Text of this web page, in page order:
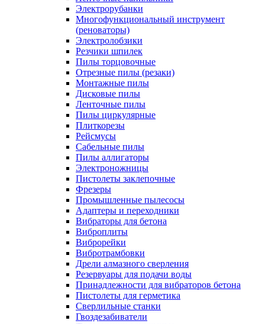
Электрорубанки
Многофункциональный инструмент
(реноваторы)
Электролобзики
Резчики шпилек
Пилы торцовочные
Отрезные пилы (резаки)
Монтажные пилы
Дисковые пилы
Ленточные пилы
Пилы циркулярные
Плиткорезы
Рейсмусы
Сабельные пилы
Пилы аллигаторы
Электроножницы
Пистолеты заклепочные
Фрезеры
Промышленные пылесосы
Адаптеры и переходники
Вибраторы для бетона
Виброплиты
Виброрейки
Вибротрамбовки
Дрели алмазного сверления
Резервуары для подачи воды
Принадлежности для вибраторов бетона
Пистолеты для герметика
Сверлильные станки
Гвоздезабиватели